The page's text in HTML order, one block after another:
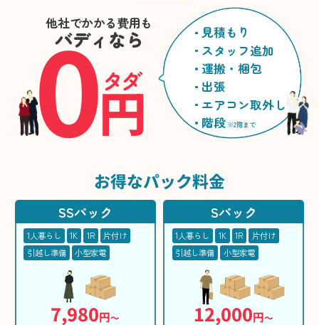
他社でかかる費用も
バディなら
0円
タダ
見積もり
スタッフ追加
運搬・梱包
出張
エアコン取外し
階段 ※2階まで
お得なパック料金
SSパック
1人暮らし 1K 1R
片付け
引越し準備
小型家電
7,980円〜
Sパック
1人暮らし 1K 1R
片付け
引越し準備
小型家電
12,000円〜